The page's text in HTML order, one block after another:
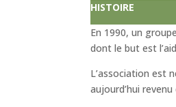
HISTOIRE
En 1990, un
dont le but est
L’association est
aujourd’hui